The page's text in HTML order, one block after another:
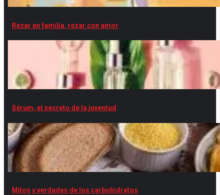
Rezar en familia, rezar con amor
Sérum, el secreto de la juventud
Mitos y verdades de los carbohidratos